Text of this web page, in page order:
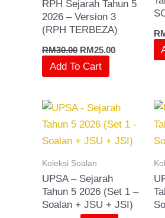
RPH Sejarah Tahun 5
2026 – Version 3
(RPH TERBEZA)
RM30.00 RM25.00
Add To Cart
Koleksi Soalan
UPSA – Sejarah
Tahun 5 2026 (Set 1 –
Soalan + JSU + JSI)